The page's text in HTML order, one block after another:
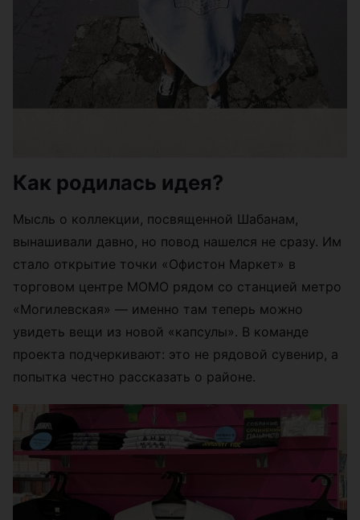
Как родилась идея?
Мысль о коллекции, посвященной Шабанам,
вынашивали давно, но повод нашелся не сразу. Им
стало открытие точки «Офистон Маркет» в
торговом центре МОМО рядом со станцией метро
«Могилевская» — именно там теперь можно
увидеть вещи из новой «капсулы». В команде
проекта подчеркивают: это не рядовой сувенир, а
попытка честно рассказать о районе.